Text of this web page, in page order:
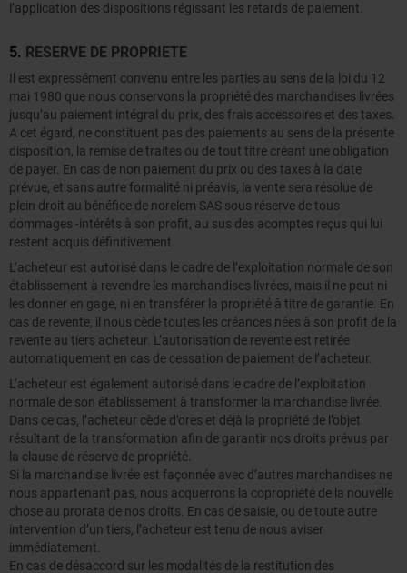
l’application des dispositions régissant les retards de paiement.
5. RESERVE DE PROPRIETE
Il est expressément convenu entre les parties au sens de la loi du 12
mai 1980 que nous conservons la propriété des marchandises livrées
jusqu’au paiement intégral du prix, des frais accessoires et des taxes.
A cet égard, ne constituent pas des paiements au sens de la présente
disposition, la remise de traites ou de tout titre créant une obligation
de payer. En cas de non paiement du prix ou des taxes à la date
prévue, et sans autre formalité ni préavis, la vente sera résolue de
plein droit au bénéfice de norelem SAS sous réserve de tous
dommages -intérêts à son profit, au sus des acomptes reçus qui lui
restent acquis définitivement.
L’acheteur est autorisé dans le cadre de l’exploitation normale de son
établissement à revendre les marchandises livrées, mais il ne peut ni
les donner en gage, ni en transférer la propriété à titre de garantie. En
cas de revente, il nous cède toutes les créances nées à son profit de la
revente au tiers acheteur. L’autorisation de revente est retirée
automatiquement en cas de cessation de paiement de l’acheteur.
L’acheteur est également autorisé dans le cadre de l’exploitation
normale de son établissement à transformer la marchandise livrée.
Dans ce cas, l’acheteur cède d’ores et déjà la propriété de l’objet
résultant de la transformation afin de garantir nos droits prévus par
la clause de réserve de propriété.
Si la marchandise livrée est façonnée avec d’autres marchandises ne
nous appartenant pas, nous acquerrons la copropriété de la nouvelle
chose au prorata de nos droits. En cas de saisie, ou de toute autre
intervention d’un tiers, l’acheteur est tenu de nous aviser
immédiatement.
En cas de désaccord sur les modalités de la restitution des